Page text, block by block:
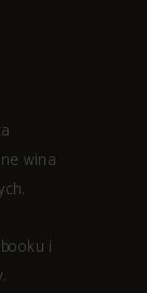
wina
i